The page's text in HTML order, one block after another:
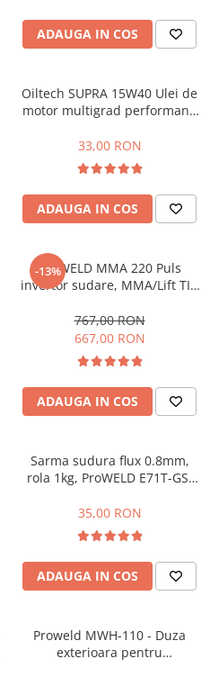
ADAUGA IN COS
Oiltech SUPRA 15W40 Ulei de
motor multigrad performant,
33,00 RON
ADAUGA IN COS
-13%
ProWELD MMA 220 Puls
invertor sudare, MMA/Lift TIG
garantie 3 ani
767,00 RON
667,00 RON
ADAUGA IN COS
Sarma sudura flux 0.8mm,
rola 1kg, ProWELD E71T-GS,
35,00 RON
ADAUGA IN COS
Proweld MWH-110 - Duza
exterioara pentru